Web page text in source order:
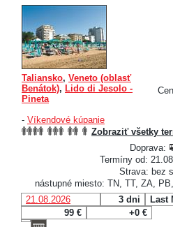
Taliansko, Veneto (oblasť
Benátok), Lido di Jesolo -
Pineta
- Víkendové kúpanie
Zobraziť všetky
Doprava:
Termíny od:
Strava: bez
nástupné miesto: TN, TT, ZA,
21.08.2026
3 dni
Last
99 €
+0 €